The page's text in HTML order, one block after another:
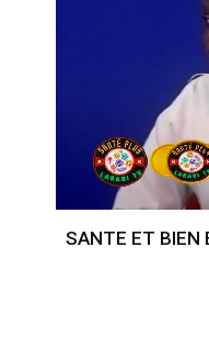
SANTE ET BIEN